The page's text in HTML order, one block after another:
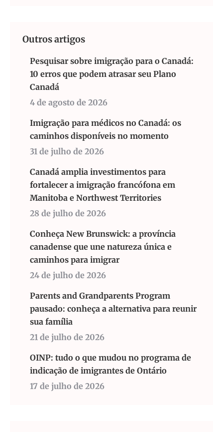
Outros artigos
Pesquisar sobre imigração para o Canadá:
10 erros que podem atrasar seu Plano
Canadá
4 de agosto de 2026
Imigração para médicos no Canadá: os
caminhos disponíveis no momento
31 de julho de 2026
Canadá amplia investimentos para
fortalecer a imigração francófona em
Manitoba e Northwest Territories
28 de julho de 2026
Conheça New Brunswick: a província
canadense que une natureza única e
caminhos para imigrar
24 de julho de 2026
Parents and Grandparents Program
pausado: conheça a alternativa para reunir
sua família
21 de julho de 2026
OINP: tudo o que mudou no programa de
indicação de imigrantes de Ontário
17 de julho de 2026